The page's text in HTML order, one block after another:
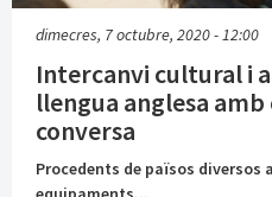
dimecres, 7 octubre, 2020 - 12:00
Intercanvi cultural i
llengua anglesa
conversa
Procedents de països